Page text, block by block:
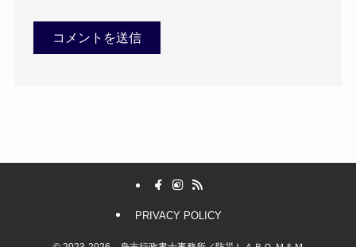
PRIVACY POLICY